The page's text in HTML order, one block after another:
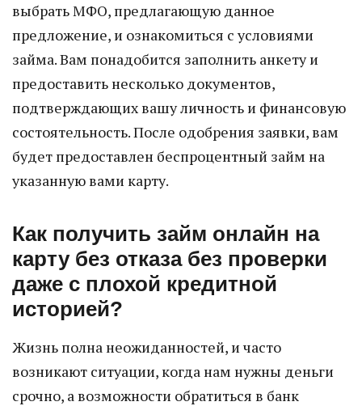
выбрать МФО, предлагающую данное
предложение, и ознакомиться с условиями
займа. Вам понадобится заполнить анкету и
предоставить несколько документов,
подтверждающих вашу личность и финансовую
состоятельность. После одобрения заявки, вам
будет предоставлен беспроцентный займ на
указанную вами карту.
Как получить займ онлайн на
карту без отказа без проверки
даже с плохой кредитной
историей?
Жизнь полна неожиданностей, и часто
возникают ситуации, когда нам нужны деньги
срочно, а возможности обратиться в банк